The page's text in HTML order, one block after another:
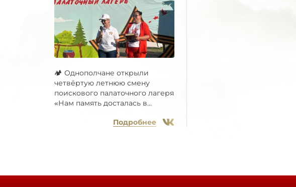
🏕 Однополчане открыли
четвёртую летнюю смену
поискового палаточного лагеря
«Нам память досталась в...
Подробнее